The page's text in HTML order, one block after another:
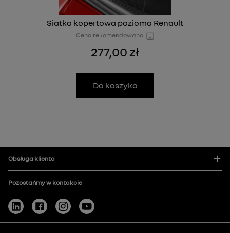
Siatka kopertowa pozioma Renault
Cena rekomendowana
277,00 zł
Do koszyka
Obsługa klienta
Pozostańmy w kontakcie